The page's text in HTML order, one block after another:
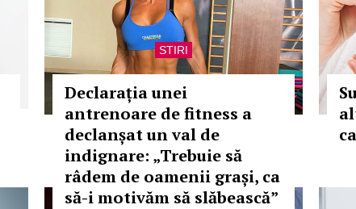
STIRI
Declarația unei
antrenoare de fitness a
declanșat un val de
indignare: „Trebuie să
râdem de oamenii grași, ca
să-i motivăm să slăbească”